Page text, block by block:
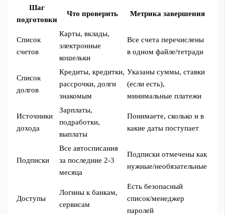
Шаг
подготовки
Что проверить Метрика завершения
Список
счетов
Карты, вклады,
электронные
кошельки
Все счета перечислены
в одном файле/тетради
Список
долгов
Кредиты, кредитки,
рассрочки, долги
знакомым
Указаны суммы, ставки
(если есть),
минимальные платежи
Источники
дохода
Зарплаты,
подработки,
выплаты
Понимаете, сколько и в
какие даты поступает
Подписки
Все автосписания
за последние 2-3
месяца
Подписки отмечены как
нужные/необязательные
Доступы
Логины к банкам,
сервисам
Есть безопасный
список/менеджер
паролей